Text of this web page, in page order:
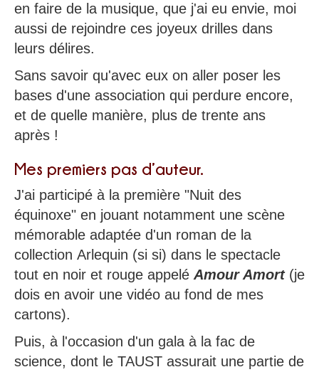
en faire de la musique, que j'ai eu envie, moi
aussi de rejoindre ces joyeux drilles dans
leurs délires.
Sans savoir qu'avec eux on aller poser les
bases d'une association qui perdure encore,
et de quelle manière, plus de trente ans
après !
Mes premiers pas d’auteur.
J'ai participé à la première "Nuit des
équinoxe" en jouant notamment une scène
mémorable adaptée d'un roman de la
collection Arlequin (si si) dans le spectacle
tout en noir et rouge appelé Amour Amort(je
dois en avoir une vidéo au fond de mes
cartons).
Puis, à l'occasion d'un gala à la fac de
science, dont le TAUST assurait une partie de